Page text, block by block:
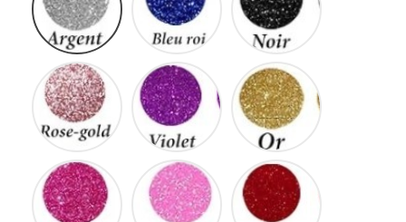
Rose
gold
Violet
Fuschia
Neon
rose